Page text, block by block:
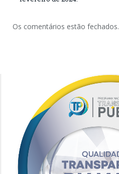
Os comentários estão fechados.